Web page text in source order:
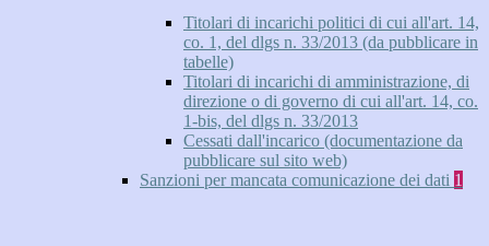
Titolari di incarichi politici di cui all'art. 14,
co. 1, del dlgs n. 33/2013 (da pubblicare in
tabelle)
Titolari di incarichi di amministrazione, di
direzione o di governo di cui all'art. 14, co.
1-bis, del dlgs n. 33/2013
Cessati dall'incarico (documentazione da
pubblicare sul sito web)
Sanzioni per mancata comunicazione dei dati 1